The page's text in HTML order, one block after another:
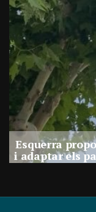
Esquerra
i adaptar els